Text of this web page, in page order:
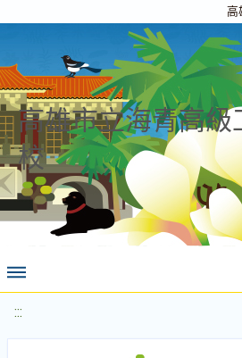
高
高雄市立海青高級
校
:::